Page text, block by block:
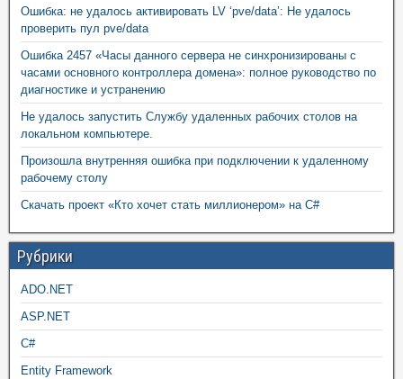
Ошибка: не удалось активировать LV ‘pve/data’: Не удалось
проверить пул pve/data
Ошибка 2457 «Часы данного сервера не синхронизированы с
часами основного контроллера домена»: полное руководство по
диагностике и устранению
Не удалось запустить Службу удаленных рабочих столов на
локальном компьютере.
Произошла внутренняя ошибка при подключении к удаленному
рабочему столу
Скачать проект «Кто хочет стать миллионером» на C#
Рубрики
ADO.NET
ASP.NET
C#
Entity Framework